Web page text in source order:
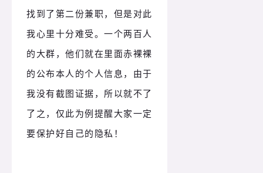
找到了第二份兼职，但是对此
我心里十分难受。一个两百人
的大群，他们就在里面赤裸裸
的公布本人的个人信息，由于
我没有截图证据，所以就不了
了之，仅此为例提醒大家一定
要保护好自己的隐私！